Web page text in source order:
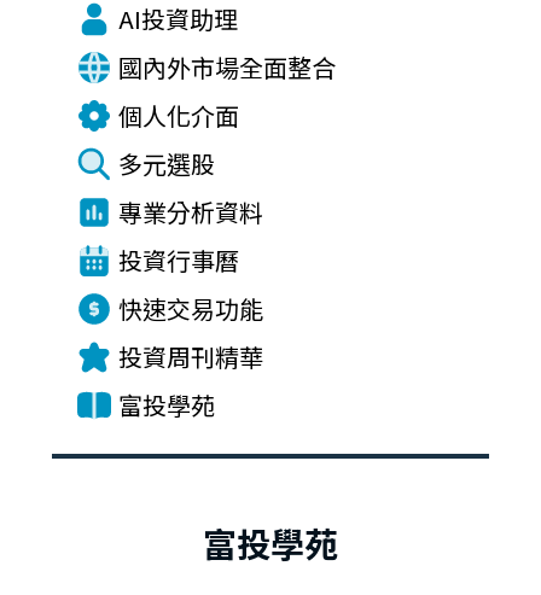
AI投資助理
國內外市場全面整合
個人化介面
多元選股
專業分析資料
投資行事曆
快速交易功能
投資周刊精華
富投學苑
富投學苑